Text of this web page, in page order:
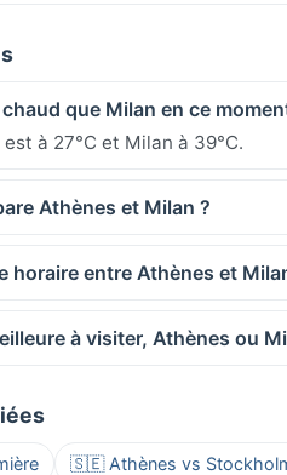
que Milan en ce
à 27°C et Milan à 39°C.
Athènes et Milan ?
horaire entre Athènes et
à visiter, Athènes ou
🇸🇪 Athènes vs